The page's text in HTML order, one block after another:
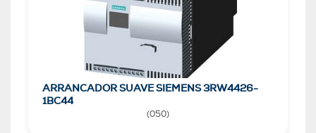
ARRANCADOR SUAVE SIEMENS 3RW4426-
1BC44
(050)